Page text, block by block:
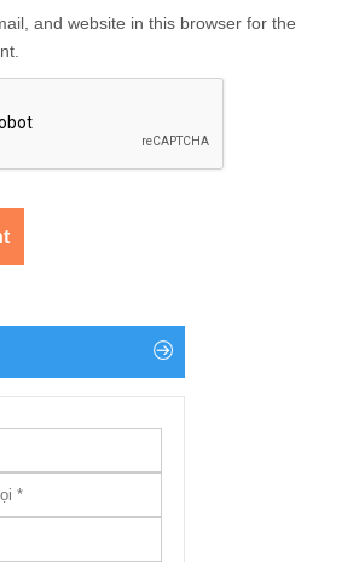
and website in this browser for the